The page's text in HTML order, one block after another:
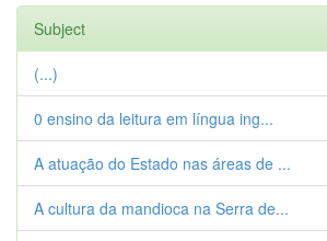
Subject
(...)
0 ensino da leitura em língua ing...
A atuação do Estado nas áreas de ...
A cultura da mandioca na Serra de...